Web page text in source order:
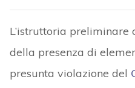
L’istruttoria preliminare
della presenza di
presunta violazione del